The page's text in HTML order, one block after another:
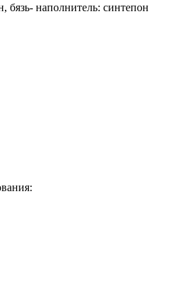
бязь- наполнитель: синтепон